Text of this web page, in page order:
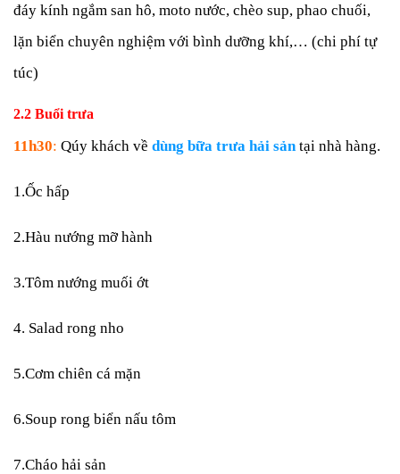
đáy kính ngắm san hô, moto nước, chèo sup, phao chuối,
lặn biển chuyên nghiệm với bình dưỡng khí,… (chi phí tự
túc)
2.2 Buổi trưa
11h30: Qúy khách về dùng bữa trưa hải sản tại nhà hàng.
1.Ốc hấp
2.Hàu nướng mỡ hành
3.Tôm nướng muối ớt
4. Salad rong nho
5.Cơm chiên cá mặn
6.Soup rong biển nấu tôm
7.Cháo hải sản